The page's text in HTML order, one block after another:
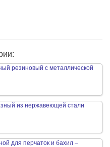
резиновый с металлической
из нержавеющей стали
для перчаток и бахил –